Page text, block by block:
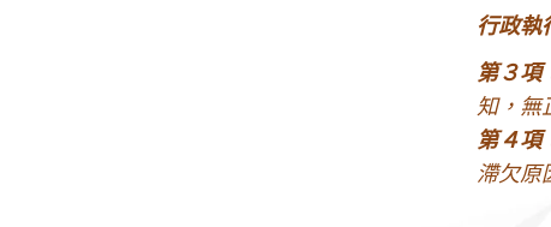
行政執
第３項
知，無
第４項
滯欠原